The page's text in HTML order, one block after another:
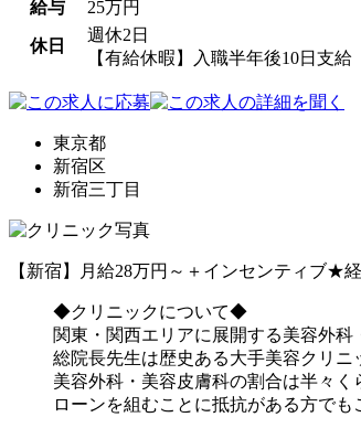
給与
25万円
休日
週休2日
【有給休暇】入職半年後10日支
東京都
新宿区
新宿三丁目
【新宿】月給28万円～＋インセンティ
◆クリニックについて◆
関東・関西エリアに展開する美容外科
総院長先生は歴史ある大手美容クリニ
美容外科・美容皮膚科の割合は半々
ローンを組むことに抵抗がある方で